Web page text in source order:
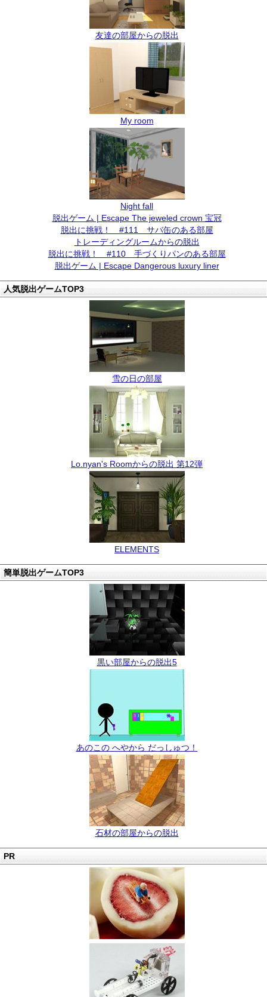
友達の部屋からの脱出
My room
Night fall
脱出ゲーム | Escape The jeweled crown 宝冠
脱出に挑戦！ #111 サバ缶のある部屋
トレーディングルームからの脱出
脱出に挑戦！ #110 手づくりパンのある部屋
脱出ゲーム | Escape Dangerous luxury liner
人気脱出ゲームTOP3
雪の日の部屋
Lo.nyan's Roomからの脱出 第12弾
ELEMENTS
簡単脱出ゲームTOP3
黒い部屋からの脱出5
あのこの へやから だっしゅつ！
石材の部屋からの脱出
PR